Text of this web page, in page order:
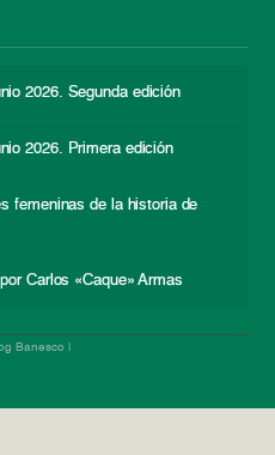
2026. Segunda edición
2026. Primera edición
femeninas de la historia de
Carlos «Caque» Armas
Banesco |